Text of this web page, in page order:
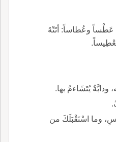
وعُطاساً: أتَتْهُ
يُتَشَاءمُ بها.
وما اسْتَقْبَلَكَ من